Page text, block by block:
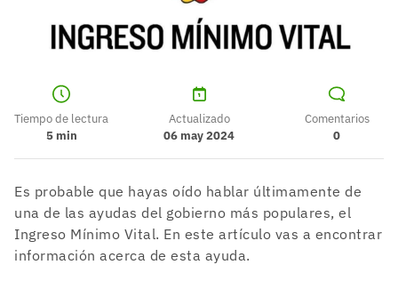
Tiempo de lectura
5min
Actualizado
06 may 2024
Comentarios
0
Es probable que hayas oído hablar últimamente de
una de las ayudas del gobierno más populares, el
Ingreso Mínimo Vital. En este artículo vas a encontrar
información acerca de esta ayuda.